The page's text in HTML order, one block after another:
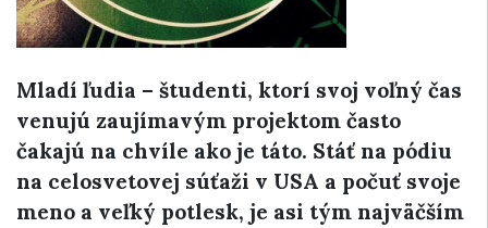
Mladí ľudia – študenti, ktorí svoj voľný čas
venujú zaujímavým projektom často
čakajú na chvíle ako je táto. Stáť na pódiu
na celosvetovej súťaži v USA a počuť svoje
meno a veľký potlesk, je asi tým najväčším